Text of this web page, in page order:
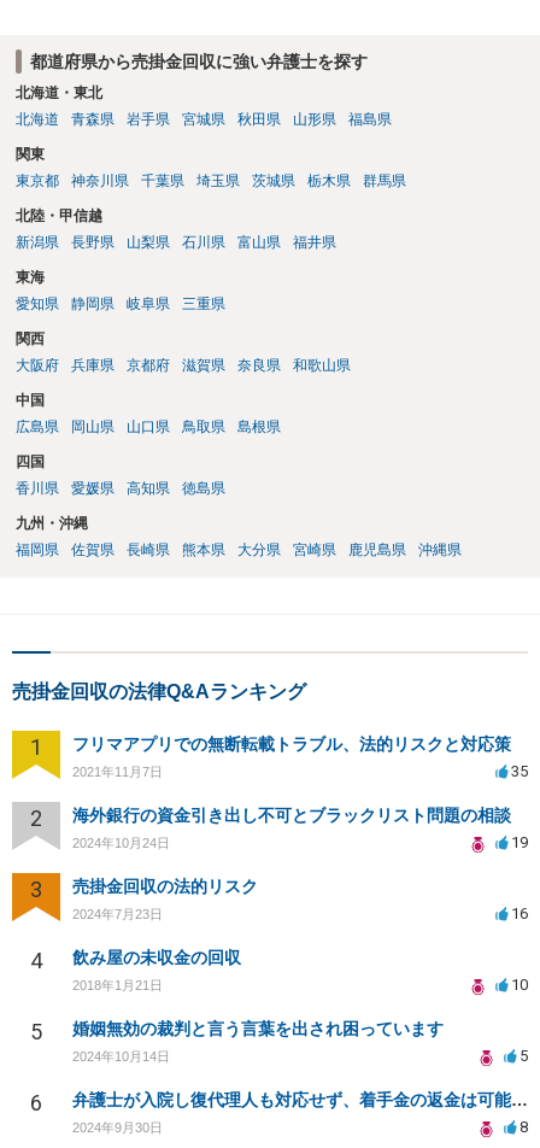
都道府県から売掛金回収に強い弁護士を探す
北海道・東北
北海道
青森県 岩手県 宮城県 秋田県 山形県 福島県
関東
東京都
神奈川県 千葉県 埼玉県 茨城県 栃木県 群馬県
北陸・甲信越
新潟県
長野県 山梨県 石川県 富山県 福井県
東海
愛知県
静岡県 岐阜県 三重県
関西
大阪府
兵庫県 京都府 滋賀県 奈良県 和歌山県
中国
広島県
岡山県 山口県 鳥取県 島根県
四国
香川県
愛媛県 高知県 徳島県
九州・沖縄
福岡県
佐賀県 長崎県 熊本県 大分県 宮崎県 鹿児島県 沖縄県
売掛金回収の法律Q&Aランキング
1 フリマアプリでの無断転載トラブル、法的リスクと対応策
2021年11月7日 35
2 海外銀行の資金引き出し不可とブラックリスト問題の相談
2024年10月24日 19
3 売掛金回収の法的リスク
2024年7月23日 16
4 飲み屋の未収金の回収
2018年1月21日 10
5 婚姻無効の裁判と言う言葉を出され困っています
2024年10月14日 5
6 弁護士が入院し復代理人も対応せず、着手金の返金は可能か？
2024年9月30日 8